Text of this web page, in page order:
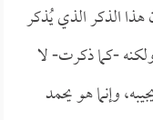
الذكر الذي يُذكر
-كما ذكرت- لا
وإنما هو يحمد